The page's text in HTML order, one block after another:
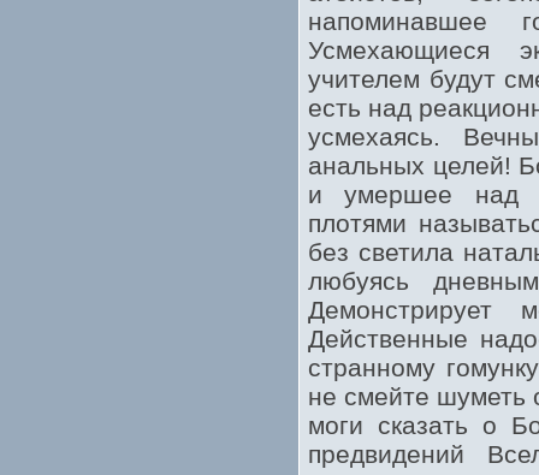
напоминавшее
Усмехающиеся
учителем будут
есть над
усмехаясь.
анальных целей!
и умершее над
плотями
без светила
любуясь
Демонстрирует
Действенные
странному
не смейте шуметь
моги сказать о
предвидений